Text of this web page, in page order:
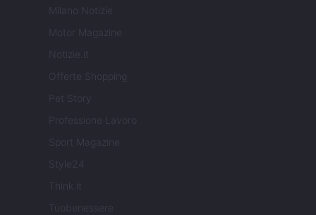
Milano Notizie
Motor Magazine
Notizie.it
Offerte Shopping
Pet Story
Professione Lavoro
Sport Magazine
Style24
Think.it
Tuobenessere